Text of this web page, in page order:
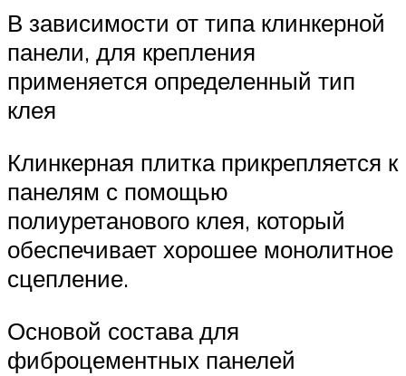
В зависимости от типа клинкерной
панели, для крепления
применяется определенный тип
клея
Клинкерная плитка прикрепляется к
панелям с помощью
полиуретанового клея, который
обеспечивает хорошее монолитное
сцепление.
Основой состава для
фиброцементных панелей